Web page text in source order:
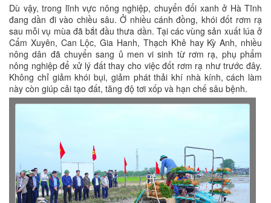
Dù vậy, trong lĩnh vực nông nghiệp, chuyển đổi xanh ở Hà Tĩnh
đang dần đi vào chiều sâu. Ở nhiều cánh đồng, khói đốt rơm rạ
sau mỗi vụ mùa đã bắt đầu thưa dần. Tại các vùng sản xuất lúa ở
Cẩm Xuyên, Can Lộc, Gia Hanh, Thạch Khê hay Kỳ Anh, nhiều
nông dân đã chuyển sang ủ men vi sinh từ rơm rạ, phụ phẩm
nông nghiệp để xử lý đất thay cho việc đốt rơm rạ như trước đây.
Không chỉ giảm khói bụi, giảm phát thải khí nhà kính, cách làm
này còn giúp cải tạo đất, tăng độ tơi xốp và hạn chế sâu bệnh.